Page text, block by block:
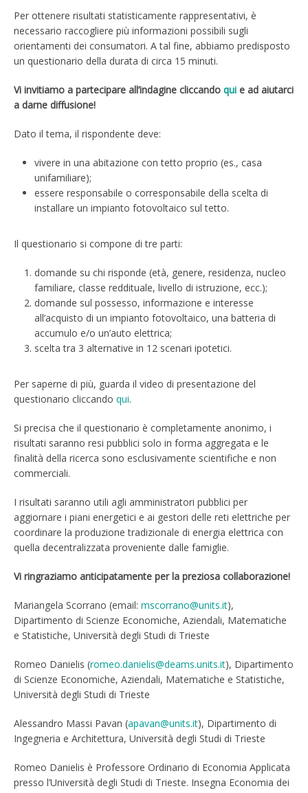
Per ottenere risultati statisticamente rappresentativi, è
necessario raccogliere più informazioni possibili sugli
orientamenti dei consumatori. A tal fine, abbiamo predisposto
un questionario della durata di circa 15 minuti.
Vi invitiamo a partecipare all’indagine cliccando qui e ad aiutarci
a darne diffusione!
Dato il tema, il rispondente deve:
vivere in una abitazione con tetto proprio (es., casa
unifamiliare);
essere responsabile o corresponsabile della scelta di
installare un impianto fotovoltaico sul tetto.
Il questionario si compone di tre parti:
domande su chi risponde (età, genere, residenza, nucleo
familiare, classe reddituale, livello di istruzione, ecc.);
domande sul possesso, informazione e interesse
all’acquisto di un impianto fotovoltaico, una batteria di
accumulo e/o un’auto elettrica;
scelta tra 3 alternative in 12 scenari ipotetici.
Per saperne di più, guarda il video di presentazione del
questionario cliccando qui.
Si precisa che il questionario è completamente anonimo, i
risultati saranno resi pubblici solo in forma aggregata e le
finalità della ricerca sono esclusivamente scientifiche e non
commerciali.
I risultati saranno utili agli amministratori pubblici per
aggiornare i piani energetici e ai gestori delle reti elettriche per
coordinare la produzione tradizionale di energia elettrica con
quella decentralizzata proveniente dalle famiglie.
Vi ringraziamo anticipatamente per la preziosa collaborazione!
Mariangela Scorrano (email: mscorrano@units.it),
Dipartimento di Scienze Economiche, Aziendali, Matematiche
e Statistiche, Università degli Studi di Trieste
Romeo Danielis (romeo.danielis@deams.units.it), Dipartimento
di Scienze Economiche, Aziendali, Matematiche e Statistiche,
Università degli Studi di Trieste
Alessandro Massi Pavan (apavan@units.it), Dipartimento di
Ingegneria e Architettura, Università degli Studi di Trieste
Romeo Danielis è Professore Ordinario di Economia Applicata
presso l’Università degli Studi di Trieste. Insegna Economia dei